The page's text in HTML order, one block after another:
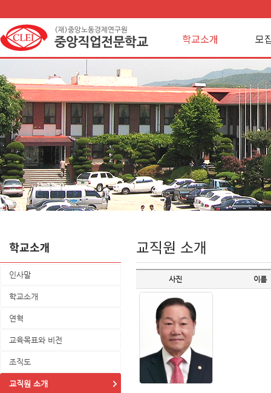
학교소개 모
학교소개
인사말
학교소개
연혁
교육목표와 비전
조직도
교직원 소개
교직원 소개
사진 이름